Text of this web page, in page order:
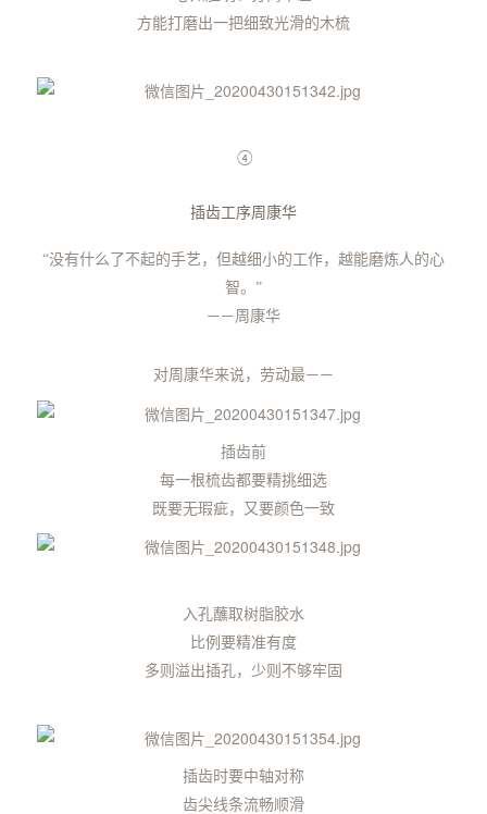
方能打磨出一把细致光滑的木梳
④
插齿工序周康华
“没有什么了不起的手艺， 但越细小的工作，越能磨炼人的心
智。”
——周康华
对周康华来说， 劳动最——
插齿前
每一根梳齿都要精挑细选
既要无瑕疵，又要颜色一致
入孔蘸取树脂胶水
比例要精准有度
多则溢出插孔，少则不够牢固
插齿时要中轴对称
齿尖线条流畅顺滑